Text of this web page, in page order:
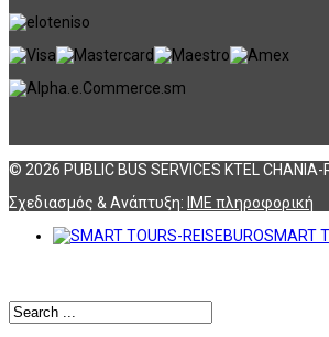
© 2026 PUBLIC BUS SERVICES KTEL CHANIA-
Σχεδιασμός & Ανάπτυξη: ΙΜΕ πληροφορική
SMART